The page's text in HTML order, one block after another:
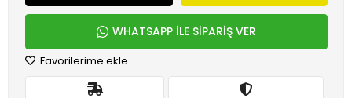
WHATSAPP İLE SİPARİŞ VER
Favorilerime ekle